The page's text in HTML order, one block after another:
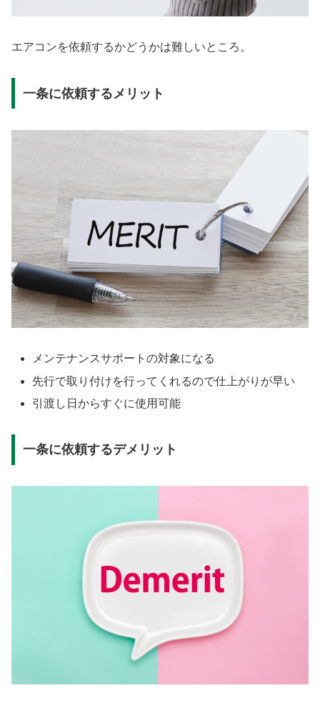
エアコンを依頼するかどうかは難しいところ。
一条に依頼するメリット
メンテナンスサポートの対象になる
先行で取り付けを行ってくれるので仕上がりが早い
引渡し日からすぐに使用可能
一条に依頼するデメリット